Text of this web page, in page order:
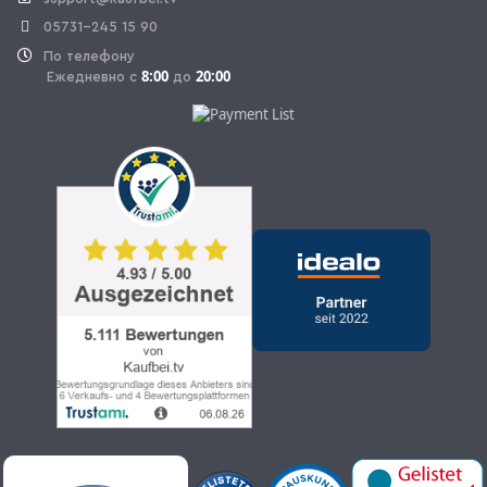
05731-245 15 90
По телефону
Ежедневно с 8:00 до 20:00